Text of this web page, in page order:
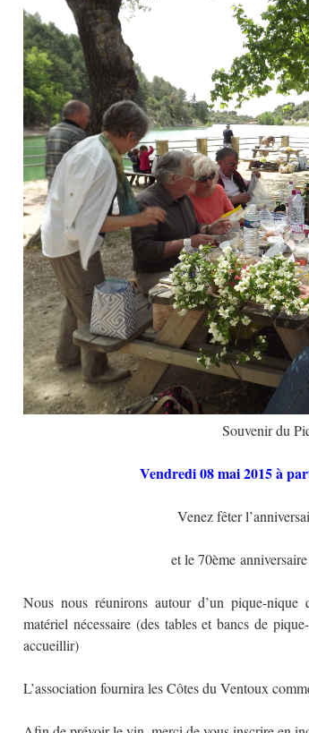
Souvenir du
Vendredi 08 mai 2015 à
Venez fêter
et le 70ème
Nous nous réunirons autour d’un pique-
matériel nécessaire (des tables et bancs de
accueillir)
L’association fournira les Côtes du Ventoux